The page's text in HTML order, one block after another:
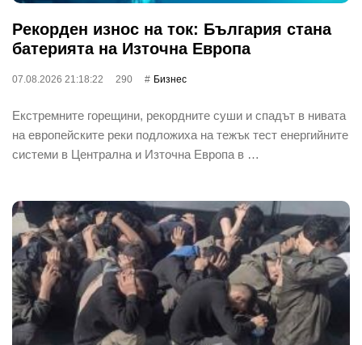
Рекорден износ на ток: България стана
батерията на Източна Европа
07.08.2026 21:18:22 290 Бизнес
Екстремните горещини, рекордните суши и спадът в нивата
на европейските реки подложиха на тежък тест енергийните
системи в Централна и Източна Европа в …